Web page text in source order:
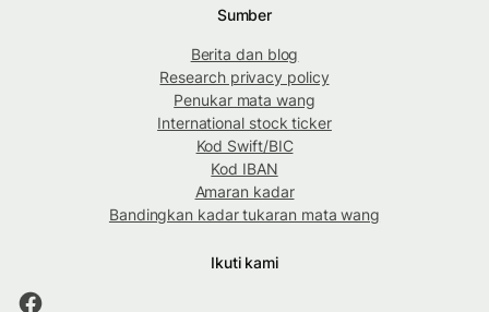
Sumber
Berita dan blog
Research privacy policy
Penukar mata wang
International stock ticker
Kod Swift/BIC
Kod IBAN
Amaran kadar
Bandingkan kadar tukaran mata wang
Ikuti kami